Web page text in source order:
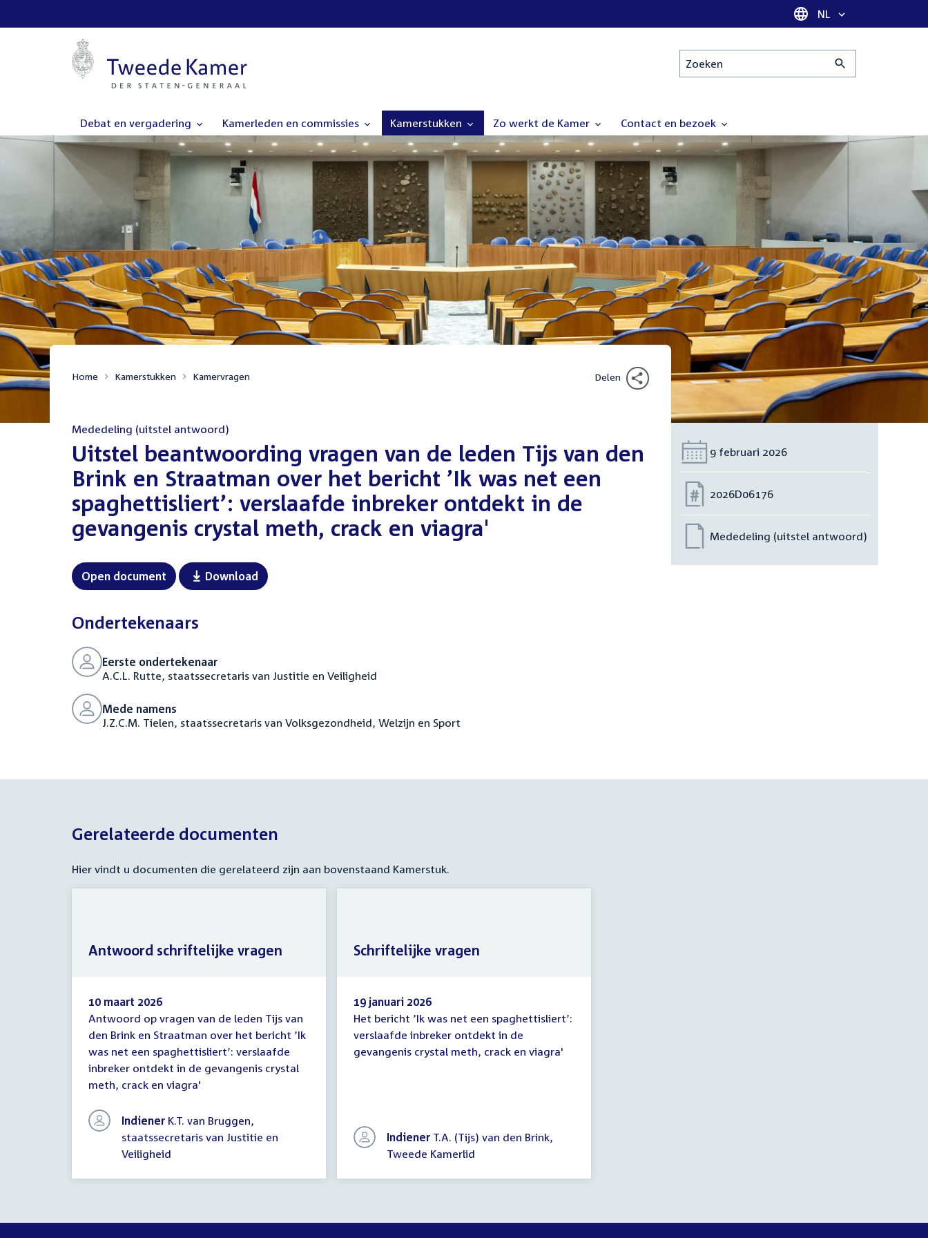
Taal selectie
NL
Zoeken
Debat en vergadering Kamerleden en commissies Kamerstukken Zo werkt de Kamer Contact en bezoek
Home Kamerstukken Kamervragen Delen
Mededeling (uitstel antwoord)
:Uitstel beantwoording vragen van de leden Tijs van den
Brink en Straatman over het bericht ’Ik was net een
spaghettisliert’: verslaafde inbreker ontdekt in de
gevangenis crystal meth, crack en viagra'
Open document Download
Ondertekenaars
Eerste ondertekenaar
A.C.L. Rutte, staatssecretaris van Justitie en Veiligheid
Mede namens
J.Z.C.M. Tielen, staatssecretaris van Volksgezondheid, Welzijn en Sport
Datum:
9 februari 2026
Nummer:
2026D06176
Mededeling (uitstel antwoord)
Gerelateerde documenten
Hier vindt u documenten die gerelateerd zijn aan bovenstaand Kamerstuk.
Antwoord
schriftelijke
vragen
10 maart 2026
Antwoord op vragen van de leden Tijs van
den Brink en Straatman over het bericht ’Ik
was net een spaghettisliert’: verslaafde
inbreker ontdekt in de gevangenis crystal
meth, crack en viagra'
Indiener K.T. van Bruggen,
staatssecretaris van Justitie en
Veiligheid
Antwoord schriftelijke vragen
Schriftelijke
vragen
19 januari 2026
Het bericht ’Ik was net een spaghettisliert’:
verslaafde inbreker ontdekt in de
gevangenis crystal meth, crack en viagra'
Indiener T.A. (Tijs) van den Brink,
Tweede Kamerlid
Schriftelijke vragen